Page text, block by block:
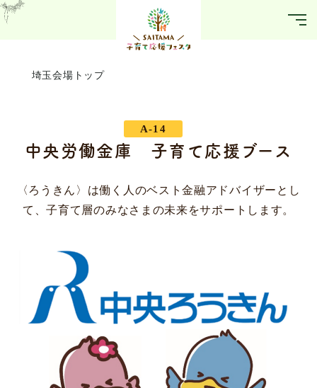
埼玉会場トップ
A-14
中央労働金庫 子育て応援ブース
〈ろうきん〉は働く人のベスト金融アドバイザーとし
て、子育て層のみなさまの未来をサポートします。